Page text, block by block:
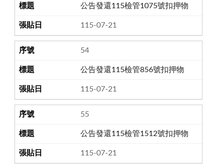
公告發還115檢管1075號扣押物
115-07-21
54
公告發還115檢管856號扣押物
115-07-21
55
公告發還115檢管1512號扣押物
115-07-21